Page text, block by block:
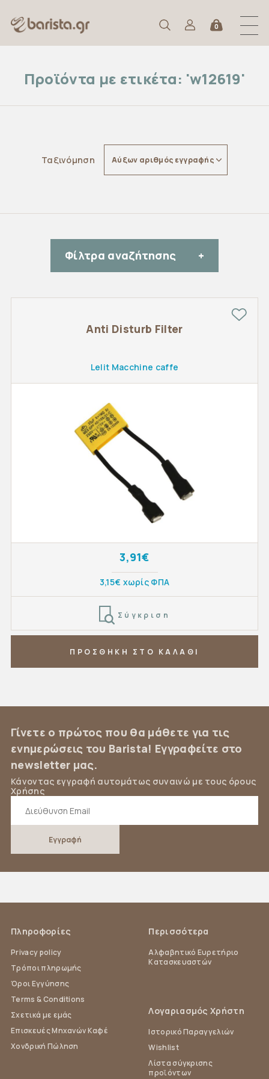
0
Προϊόντα με ετικέτα: 'w12619'
Ταξινόμηση Αύξων αριθμός εγγραφής
Φίλτρα αναζήτησης
Anti Disturb Filter
Lelit Macchine caffe
3,91€
3,15€ χωρίς ΦΠΑ
Σύγκριση
ΠΡΟΣΘΗΚΗ ΣΤΟ ΚΑΛΑΘΙ
Γίνετε ο πρώτος που θα μάθετε για τις
ενημερώσεις του Barista! Εγγραφείτε στο
newsletter μας.
Κάνοντας εγγραφή αυτομάτως συναινώ με τους όρους
Χρήσης
Πληροφορίες
Privacy policy
Τρόποι πληρωμής
Όροι Εγγύησης
Terms & Conditions
Σχετικά με εμάς
Επισκευές Μηχανών Καφέ
Χονδρική Πώληση
Περισσότερα
Αλφαβητικό Ευρετήριο
Κατασκευαστών
Λογαριασμός Χρήστη
Ιστορικό Παραγγελιών
Wishlist
Λίστα σύγκρισης
προϊόντων